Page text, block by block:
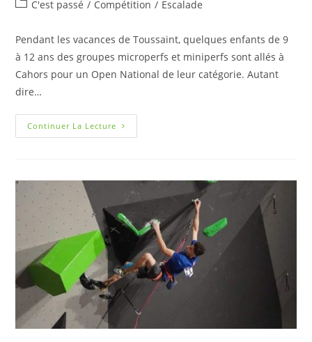
C'est passé / Compétition / Escalade
Pendant les vacances de Toussaint, quelques enfants de 9
à 12 ans des groupes microperfs et miniperfs sont allés à
Cahors pour un Open National de leur catégorie. Autant
dire…
Continuer La Lecture